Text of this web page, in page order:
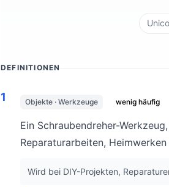
DEFINITIONEN
1 Objekte · Werkzeuge wenig häufig
Ein Schraubendreher-
Reparaturarbeiten,
Wird bei DIY-Projekten,